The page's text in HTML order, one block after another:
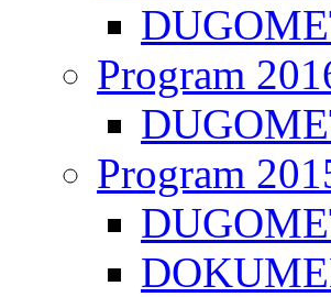
Program
Program